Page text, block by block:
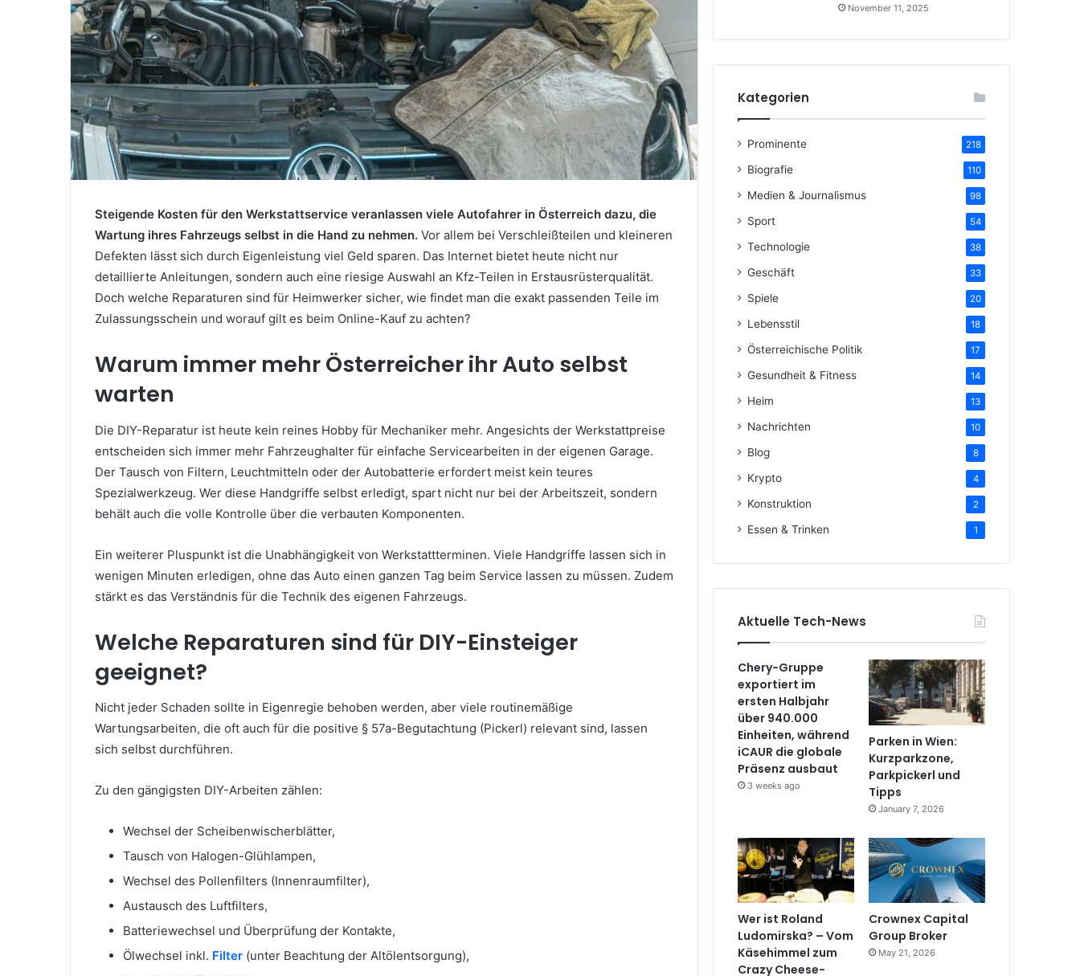
Steigende Kosten für den Werkstattservice veranlassen viele Autofahrer in Österreich dazu, die
Wartung ihres Fahrzeugs selbst in die Hand zu nehmen. Vor allem bei Verschleißteilen und kleineren
Defekten lässt sich durch Eigenleistung viel Geld sparen. Das Internet bietet heute nicht nur
detaillierte Anleitungen, sondern auch eine riesige Auswahl an Kfz-Teilen in Erstausrüsterqualität.
Doch welche Reparaturen sind für Heimwerker sicher, wie findet man die exakt passenden Teile im
Zulassungsschein und worauf gilt es beim Online-Kauf zu achten?
Warum immer mehr Österreicher ihr Auto selbst
warten
Die DIY-Reparatur ist heute kein reines Hobby für Mechaniker mehr. Angesichts der Werkstattpreise
entscheiden sich immer mehr Fahrzeughalter für einfache Servicearbeiten in der eigenen Garage.
Der Tausch von Filtern, Leuchtmitteln oder der Autobatterie erfordert meist kein teures
Spezialwerkzeug. Wer diese Handgriffe selbst erledigt, spart nicht nur bei der Arbeitszeit, sondern
behält auch die volle Kontrolle über die verbauten Komponenten.
Ein weiterer Pluspunkt ist die Unabhängigkeit von Werkstattterminen. Viele Handgriffe lassen sich in
wenigen Minuten erledigen, ohne das Auto einen ganzen Tag beim Service lassen zu müssen. Zudem
stärkt es das Verständnis für die Technik des eigenen Fahrzeugs.
Welche Reparaturen sind für DIY-Einsteiger
geeignet?
Nicht jeder Schaden sollte in Eigenregie behoben werden, aber viele routinemäßige
Wartungsarbeiten, die oft auch für die positive § 57a-Begutachtung (Pickerl) relevant sind, lassen
sich selbst durchführen.
Zu den gängigsten DIY-Arbeiten zählen:
Wechsel der Scheibenwischerblätter,
Tausch von Halogen-Glühlampen,
Wechsel des Pollenfilters (Innenraumfilter),
Austausch des Luftfilters,
Batteriewechsel und Überprüfung der Kontakte,
Ölwechsel inkl. Filter (unter Beachtung der Altölentsorgung),
November 11, 2025
Kategorien
Prominente 218
Biografie 110
Medien & Journalismus 98
Sport 54
Technologie 38
Geschäft 33
Spiele 20
Lebensstil 18
Österreichische Politik 17
Gesundheit & Fitness 14
Heim 13
Nachrichten 10
Blog 8
Krypto 4
Konstruktion 2
Essen & Trinken 1
Aktuelle Tech-News
Chery-Gruppe
exportiert im
ersten Halbjahr
über 940.000
Einheiten, während
iCAUR die globale
Präsenz ausbaut
3 weeks ago
Parken in Wien:
Kurzparkzone,
Parkpickerl und
Tipps
January 7, 2026
Wer ist Roland
Ludomirska? – Vom
Käsehimmel zum
Crazy Cheese-
Crownex Capital
Group Broker
May 21, 2026